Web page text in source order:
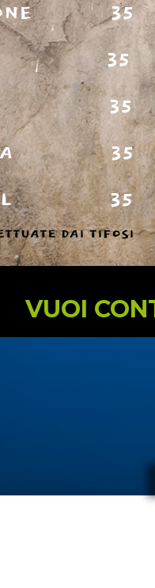
35
35
35
35
35
DAI TIFOSI
VUOI